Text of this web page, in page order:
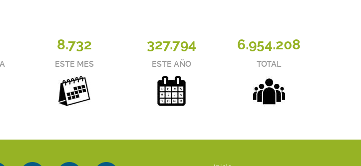
8.732
ESTE MES
327.794
ESTE AÑO
6.954.208
TOTAL